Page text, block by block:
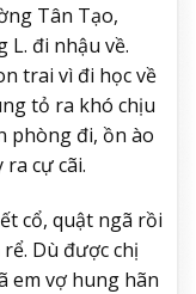
Tân Tạo,
L. đi nhậu về.
trai vì đi học về
tỏ ra khó chịu
phòng đi, ồn ào
ra cự cãi.
cổ, quật ngã rồi
Dù được chị
em vợ hung hãn